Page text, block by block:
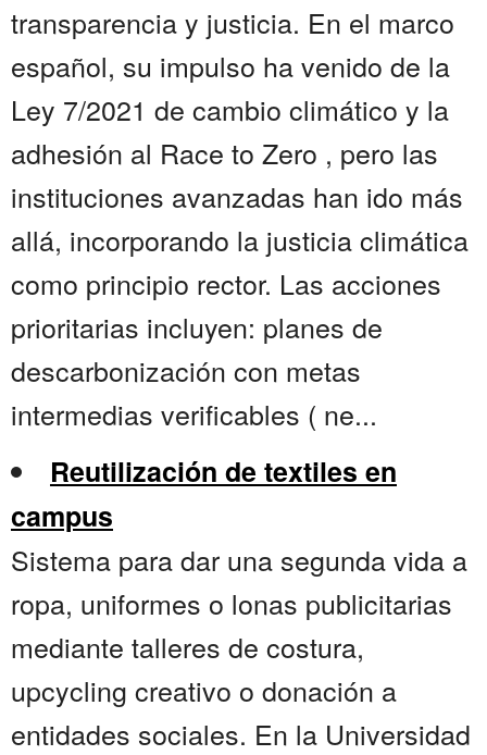
transparencia y justicia. En el marco
español, su impulso ha venido de la
Ley 7/2021 de cambio climático y la
adhesión al Race to Zero , pero las
instituciones avanzadas han ido más
allá, incorporando la justicia climática
como principio rector. Las acciones
prioritarias incluyen: planes de
descarbonización con metas
intermedias verificables ( ne...
Reutilización de textiles en
campus
Sistema para dar una segunda vida a
ropa, uniformes o lonas publicitarias
mediante talleres de costura,
upcycling creativo o donación a
entidades sociales. En la Universidad